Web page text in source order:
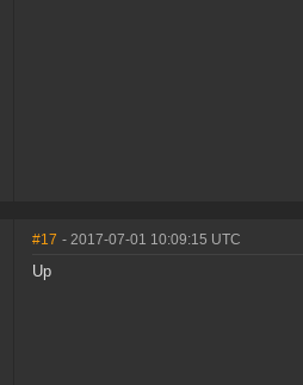
#17 - 2017-07-01 10:09:15 UTC
Up